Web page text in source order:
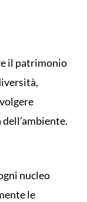
il patrimonio
nucleo
le